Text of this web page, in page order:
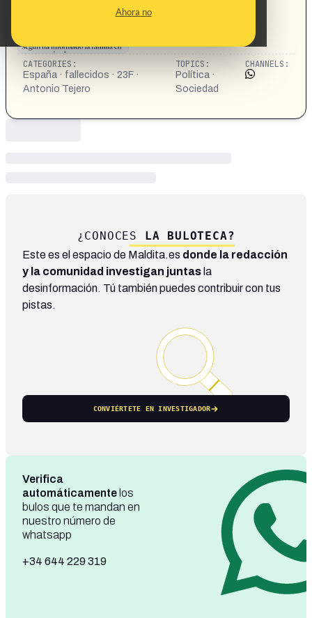
Ahora no
CATEGORIES:
España · fallecidos · 23F ·
Antonio Tejero
TOPICS:
Política ·
Sociedad
CHANNELS:
¿CONOCES LA BULOTECA?
Este es el espacio de Maldita.es donde la redacción
y la comunidad investigan juntas la
desinformación. Tú también puedes contribuir con tus
pistas.
CONVIÉRTETE EN INVESTIGADOR
Verifica
automáticamente los
bulos que te mandan en
nuestro número de
whatsapp
+34 644 229 319